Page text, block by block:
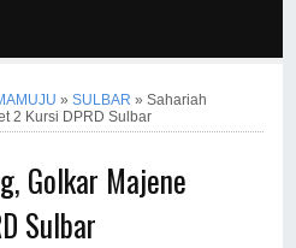
»SULBAR »Sahariah
2 Kursi DPRD Sulbar
Golkar Majene
Sulbar